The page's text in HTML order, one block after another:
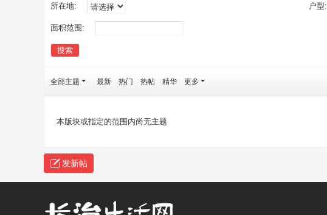
所在地: 户型:
面积范围:
搜索
全部主题 最新 热门 热帖 精华 更多
本版块或指定的范围内尚无主题
发新帖